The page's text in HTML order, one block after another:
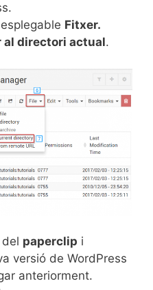
Fitxer.
al directori actual.
paperclip i
versió de WordPress
anteriorment.